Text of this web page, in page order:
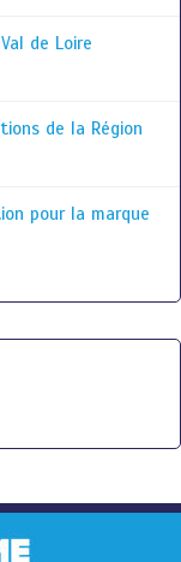
de Loire
de la Région
pour la marque